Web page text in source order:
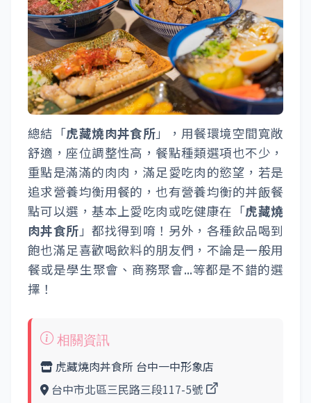
總結「虎藏燒肉丼食所」，用餐環境空間寬敞
舒適，座位調整性高，餐點種類選項也不少，
重點是滿滿的肉肉，滿足愛吃肉的慾望，若是
追求營養均衡用餐的，也有營養均衡的丼飯餐
點可以選，基本上愛吃肉或吃健康在「虎藏燒
肉丼食所」都找得到唷！另外，各種飲品喝到
飽也滿足喜歡喝飲料的朋友們，不論是一般用
餐或是學生聚會、商務聚會...等都是不錯的選
擇！
虎藏燒肉丼食所 台中一中形象店
台中市北區三民路三段117-5號